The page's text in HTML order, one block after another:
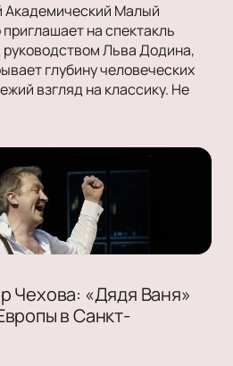
Академический Малый
на спектакль
Льва Додина,
глубину человеческих
взгляд на классику. Не
Чехова: «Дядя Ваня»
в Санкт-